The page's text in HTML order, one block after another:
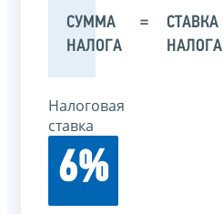
СУММА
НАЛОГА
=
СТАВКА
НАЛОГА
Налоговая
ставка
6%